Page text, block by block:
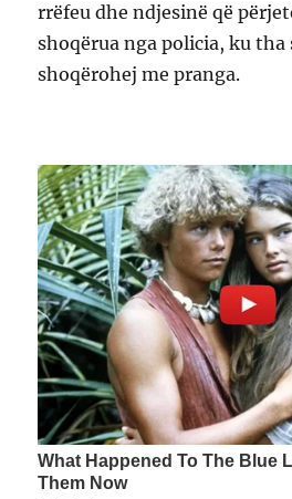
rrëfeu dhe ndjesinë që
shoqërua nga policia, ku tha
shoqërohej me pranga.